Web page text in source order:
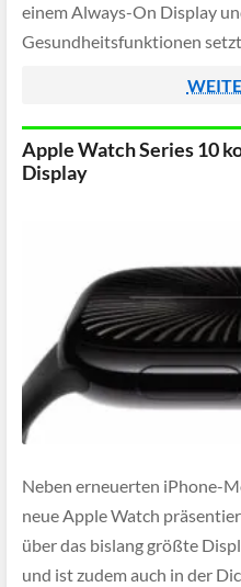
einem Always-On Display
Gesundheitsfunktionen
Apple Watch Series 10
Display
Neben erneuerten iPhone-
neue Apple Watch
über das bislang größte
und ist zudem auch in der